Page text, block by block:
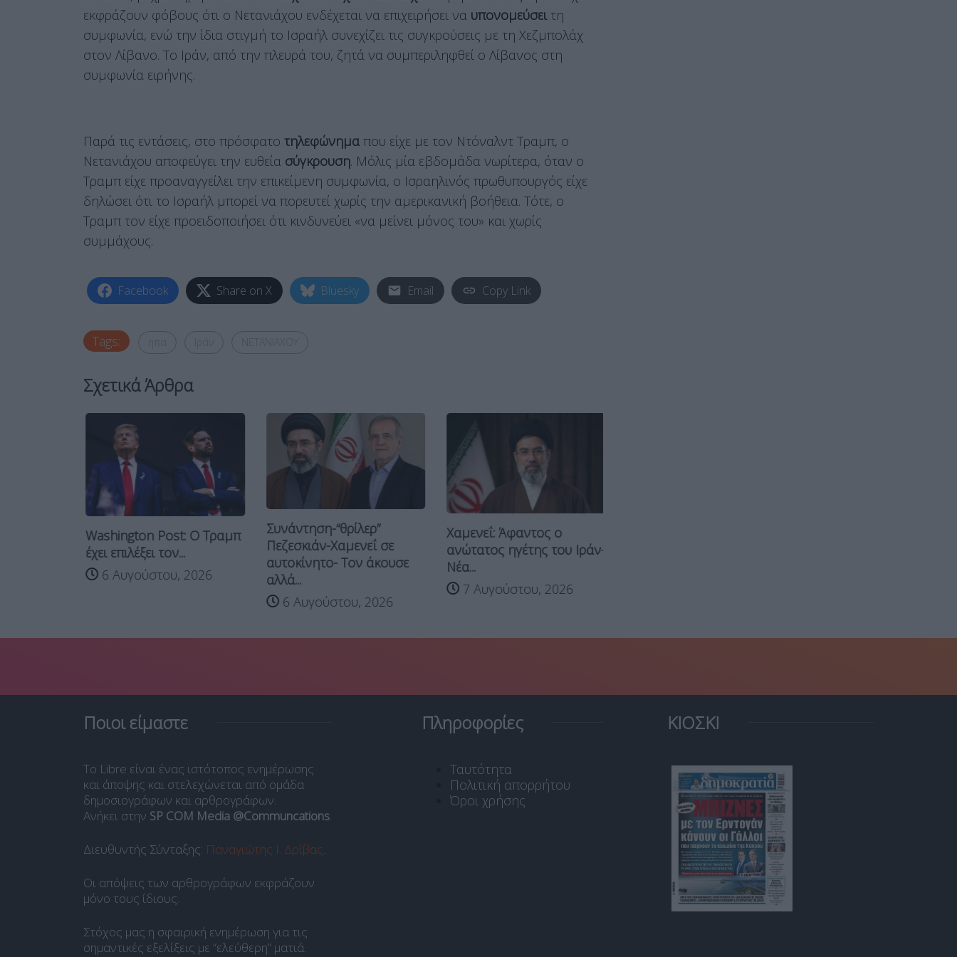
εκφράζουν φόβους ότι ο Νετανιάχου ενδέχεται να επιχειρήσει να υπονομεύσει τη
συμφωνία, ενώ την ίδια στιγμή το Ισραήλ συνεχίζει τις συγκρούσεις με τη Χεζμπολάχ
στον Λίβανο. Το Ιράν, από την πλευρά του, ζητά να συμπεριληφθεί ο Λίβανος στη
συμφωνία ειρήνης.
Παρά τις εντάσεις, στο πρόσφατο τηλεφώνημα που είχε με τον Ντόναλντ Τραμπ, ο
Νετανιάχου αποφεύγει την ευθεία σύγκρουση. Μόλις μία εβδομάδα νωρίτερα, όταν ο
Τραμπ είχε προαναγγείλει την επικείμενη συμφωνία, ο Ισραηλινός πρωθυπουργός είχε
δηλώσει ότι το Ισραήλ μπορεί να πορευτεί χωρίς την αμερικανική βοήθεια. Τότε, ο
Τραμπ τον είχε προειδοποιήσει ότι κινδυνεύει «να μείνει μόνος του» και χωρίς
συμμάχους.
Facebook Share on X Bluesky Email Copy Link
Tags:
Σχετικά Άρθρα
Washington Post: Ο Τραμπ
έχει επιλέξει τον...
6 Αυγούστου, 2026
Συνάντηση-“θρίλερ”
Πεζεσκιάν-Χαμενεΐ σε
αυτοκίνητο- Τον άκουσε
αλλά...
6 Αυγούστου, 2026
Χαμενεΐ: Άφαντος ο
ανώτατος ηγέτης του Ιράν-
Νέα...
7 Αυγούστου, 2026
Ποιοι είμαστε
Το Libre είναι ένας ιστότοπος ενημέρωσης
και άποψης και στελεχώνεται από ομάδα
δημοσιογράφων και αρθρογράφων.
Ανήκει στην SP COM Media @Communcations
Διευθυντής Σύνταξης: Παναγιώτης Ι. Δρίβας
Οι απόψεις των αρθρογράφων εκφράζουν
μόνο τους ίδιους.
Στόχος μας η σφαιρική ενημέρωση για τις
σημαντικές εξελίξεις με “ελεύθερη” ματιά.
Πληροφορίες
Ταυτότητα
Πολιτική απορρήτου
Όροι χρήσης
ΚΙΟΣΚΙ